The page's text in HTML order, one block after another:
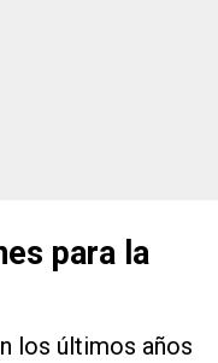
para la
los últimos años